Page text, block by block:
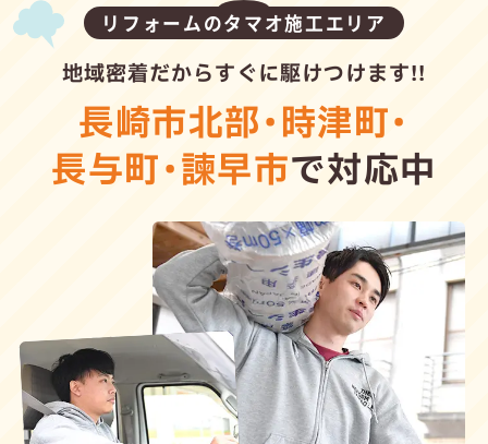
リフォームのタマオ施工エリア
地域密着だからすぐに駆けつけます!!
長崎市北部・時津町・
長与町・諫早市で対応中